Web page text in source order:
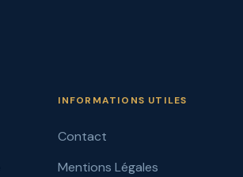
INFORMATIONS UTILES
Contact
Mentions Légales